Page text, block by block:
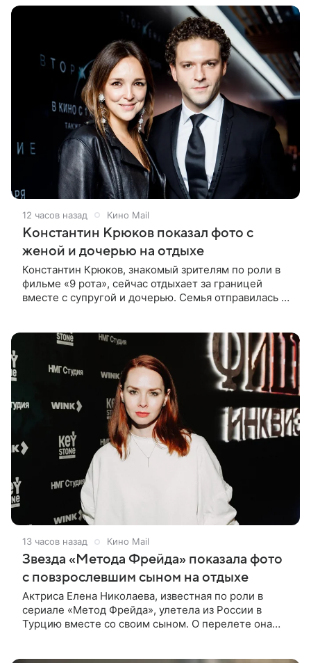
12 часов назад Кино Mail
Константин Крюков показал фото с
женой и дочерью на отдыхе
Константин Крюков, знакомый зрителям по роли в
фильме «9 рота», сейчас отдыхает за границей
вместе с супругой и дочерью. Семья отправилась в
13 часов назад Кино Mail
Звезда «Метода Фрейда» показала фото
с повзрослевшим сыном на отдыхе
Актриса Елена Николаева, известная по роли в
сериале «Метод Фрейда», улетела из России в
Турцию вместе со своим сыном. О перелете она